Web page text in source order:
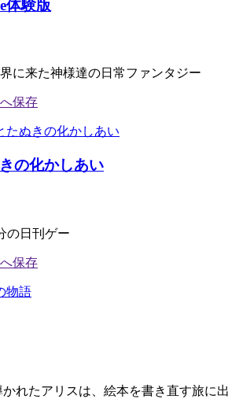
体験版
に来た神様達の日常ファンタジー
の化かしあい
の日刊ゲー
れたアリスは、絵本を書き直す旅に出